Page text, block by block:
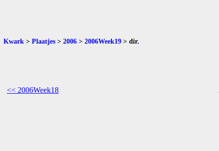
Kwark > Plaatjes > 2006 > 2006Week19 > dir.
<< 2006Week18